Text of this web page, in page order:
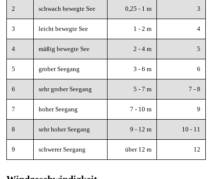
2 schwach bewegte See 0,25 - 1 m 3
3 leicht bewegte See 1 - 2 m 4
4 mäßig bewegte See 2 - 4 m 5
5 grober Seegang 3 - 6 m 6
6 sehr groberSeegang 5 - 7 m 7 - 8
7 hoherSeegang 7 - 10 m 9
8 sehr hoherSeegang 9 - 12 m 10 - 11
9 schwererSeegang über 12 m 12